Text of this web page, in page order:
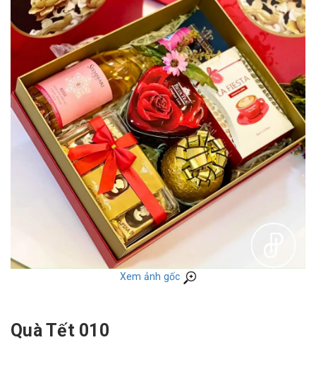
Xem ảnh gốc
Quà Tết 010